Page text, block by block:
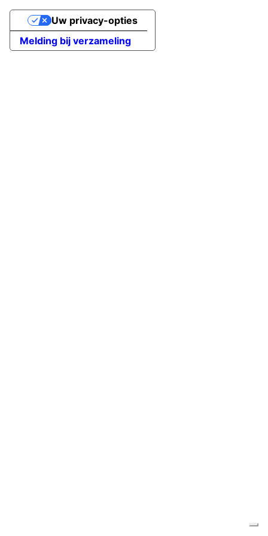
Melding bij verzameling
Uw privacy-opties